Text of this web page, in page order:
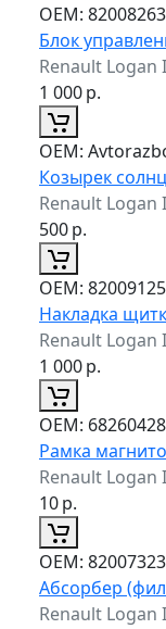
ОЕМ:
Блок
Renault Logan
1 000р.
ОЕМ:
Козырек
Renault Logan
500р.
ОЕМ:
Накладка
Renault Logan
1 000р.
ОЕМ:
Рамка
Renault Logan
10р.
ОЕМ:
Абсорбер
Renault Logan